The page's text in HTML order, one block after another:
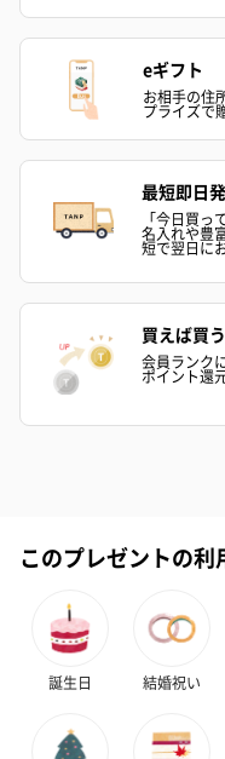
ハンドタオル・ハンカ
ハンドタオル・ハンカチ
の＋αにおすすめです。
花束ハンドタオル（ピ
キャンドル・お香
キャンドル・お香を同梱
eギフト
お相手の住
プライズで
最短即日
「今日買っ
名入れや豊
短で翌日に
買えば買
会員ランク
ポイント還
このプレゼントの利
誕生日 結婚祝い